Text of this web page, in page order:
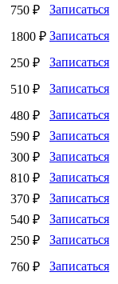
750 ₽
Записаться
1800 ₽ Записаться
250 ₽
Записаться
510 ₽
Записаться
480 ₽
Записаться
590 ₽
Записаться
300 ₽
Записаться
810 ₽
Записаться
370 ₽
Записаться
540 ₽
Записаться
250 ₽
Записаться
760 ₽
Записаться